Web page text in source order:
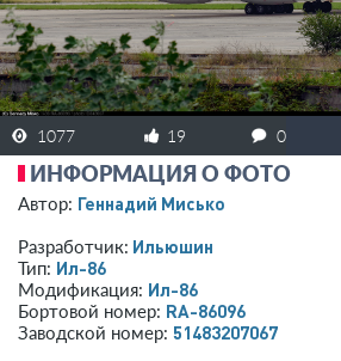
ЗАРЕГИСТРИРОВАТЬСЯ
1077 19 0
ИНФОРМАЦИЯ О ФОТО
Автор: Геннадий Мисько
Разработчик: Ильюшин
Тип: Ил-86
Модификация: Ил-86
Бортовой номер: RA-86096
Заводской номер: 51483207067